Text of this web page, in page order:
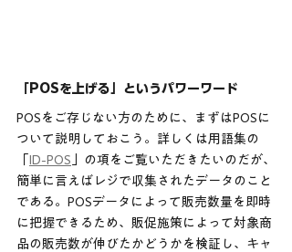
「POSを上げる」というパワーワード
POSをご存じない方のために、まずはPOSに
ついて説明しておこう。詳しくは用語集の
ID-POS 」の項をご覧いただきたいのだが、
簡単に言えばレジで収集されたデータのこと
である。POSデータによって販売数量を即時
に把握できるため、販促施策によって対象商
品の販売数が伸びたかどうかを検証し、キャ